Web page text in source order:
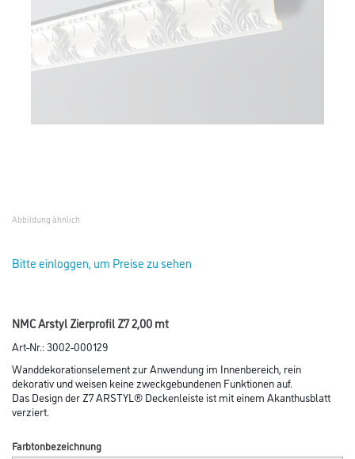
Abbildung ähnlich
Bitte einloggen, um Preise zu sehen
NMC Arstyl Zierprofil Z7 2,00 mt
Art-Nr.:3002-000129
Wanddekorationselement zur Anwendung im Innenbereich, rein
dekorativ und weisen keine zweckgebundenen Funktionen auf.
Das Design der Z7 ARSTYL® Deckenleiste ist mit einem Akanthusblatt
verziert.
Farbtonbezeichnung